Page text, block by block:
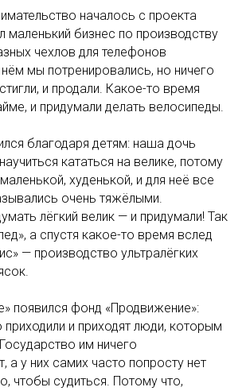
началось с проекта
маленький бизнес по производству
чехлов для телефонов
мы потренировались, но ничего
и продали. Какое-то время
и придумали делать велосипеды.
благодаря детям: наша дочь
кататься на велике, потому
худенькой, и для неё все
очень тяжёлыми.
лёгкий велик — и придумали! Так
а спустя какое-то время вслед
— производство ультралёгких
появился фонд «Продвижение»:
приходили и приходят люди, которым
им ничего
а у них самих часто попросту нет
чтобы судиться. Потому что,